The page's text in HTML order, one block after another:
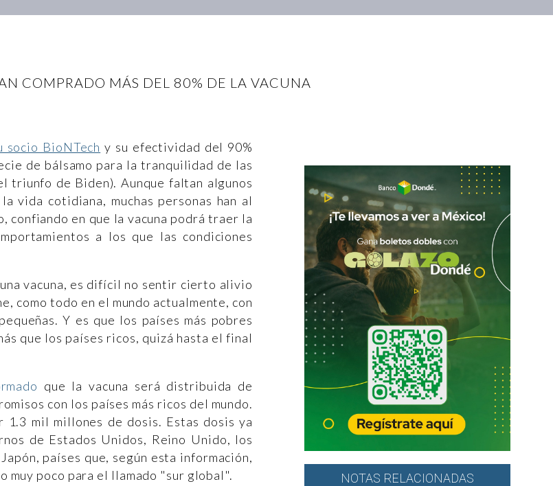
COMPRADO MÁS DEL 80% DE LA VACUNA
socio BioNTech y su efectividad del 90%
de bálsamo para la tranquilidad de las
triunfo de Biden). Aunque faltan algunos
vida cotidiana, muchas personas han al
confiando en que la vacuna podrá traer la
a los que las condiciones
vacuna, es difícil no sentir cierto alivio
como todo en el mundo actualmente, con
Y es que los países más pobres
que los países ricos, quizá hasta el final
que la vacuna será distribuida de
con los países más ricos del mundo.
1.3 mil millones de dosis. Estas dosis ya
de Estados Unidos, Reino Unido, los
países que, según esta información,
muy poco para el llamado "sur global".
NOTAS RELACIONADAS